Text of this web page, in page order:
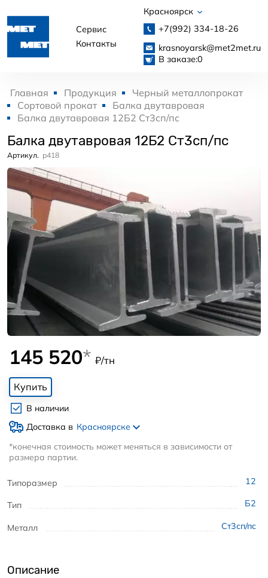
Сервис
Контакты
Красноярск
+7(992) 334-18-26
krasnoyarsk@met2met.ru
В заказе:0
Главная Продукция
Черный металлопрокат
Сортовой прокат
Балка двутавровая
Балка двутавровая 12Б2 Ст3сп/пс
Балка двутавровая 12Б2 Ст3сп/пс
Артикул. p418
Типоразмер 12
Тип Б2
Металл Ст3сп/пс
145 520* ₽/тн
Купить
В наличии
Доставка в Красноярске
*конечная стоимость может меняться в зависимости от
размера партии.
Описание